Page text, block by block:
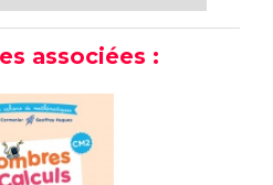
associées :